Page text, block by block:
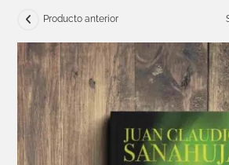
Producto anterior